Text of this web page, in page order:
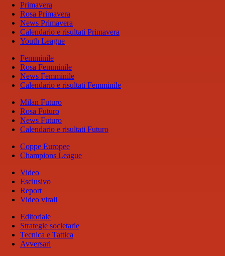
Primavera
Rosa Primavera
News Primavera
Calendario e risultati Primavera
Youth League
Femminile
Rosa Femminile
News Femminile
Calendario e risultati Femminile
Milan Futuro
Rosa Futuro
News Futuro
Calendario e risultati Futuro
Coppe Europee
Champions League
Video
Esclusivo
Report
Video virali
Editoriale
Strategie societarie
Tecnica e Tattica
Avversari